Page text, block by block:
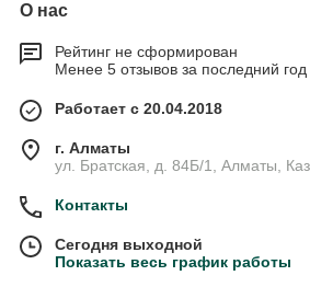
О нас
Рейтинг не сформирован
Менее 5 отзывов за последний год
Работает с 20.04.2018
г. Алматы
ул. Братская, д. 84Б/1, Алматы,
Контакты
Сегодня выходной
Показать весь график работы